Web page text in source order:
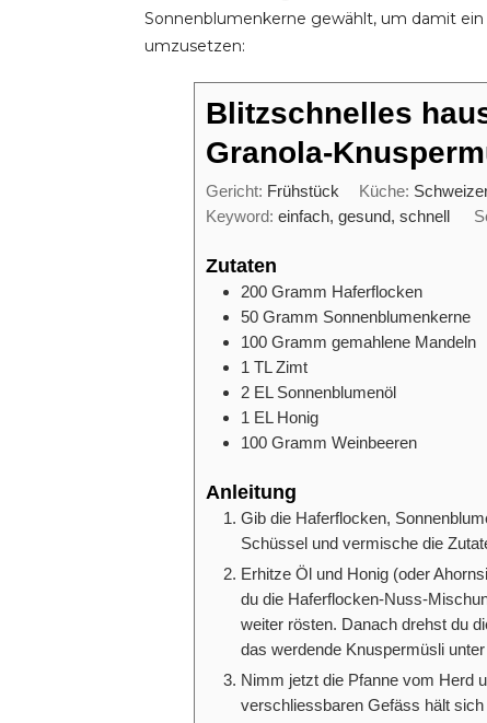
Sonnenblumenkerne gewählt, um damit
umzusetzen:
Blitzschnelles
Granola-
Gericht: Frühstück Küche:
Keyword: einfach, gesund, schnell
Zutaten
200 Gramm Haferflocken
50 Gramm Sonnenblumenkerne
100 Gramm gemahlene Mandeln
1 TL Zimt
2 EL Sonnenblumenöl
1 EL Honig
100 Gramm Weinbeeren
Anleitung
Gib die Haferflocken,
Schüssel und vermische die
Erhitze Öl und Honig (oder
du die Haferflocken-Nuss-
weiter rösten. Danach drehst du
das werdende Knuspermüsli
Nimm jetzt die Pfanne vom Herd
verschliessbaren Gefäss hält